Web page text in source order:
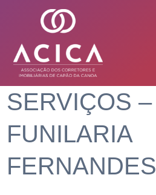
SERVIÇOS –
FUNILARIA
FERNANDES